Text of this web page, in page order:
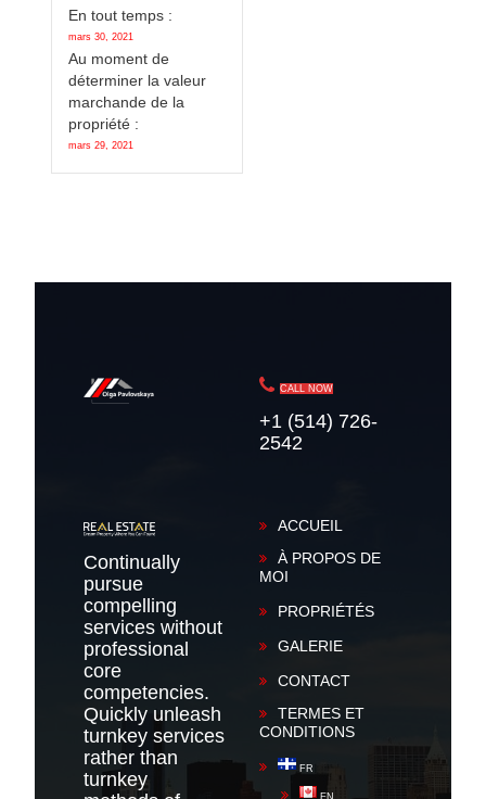
En tout temps :
mars 30, 2021
Au moment de
déterminer la valeur
marchande de la
propriété :
mars 29, 2021
CALL NOW
+1 (514) 726-
2542
Continually
pursue
compelling
services without
professional
core
competencies.
Quickly unleash
turnkey services
rather than
turnkey
ACCUEIL
À PROPOS DE
MOI
PROPRIÉTÉS
GALERIE
CONTACT
TERMES ET
CONDITIONS
FR
EN